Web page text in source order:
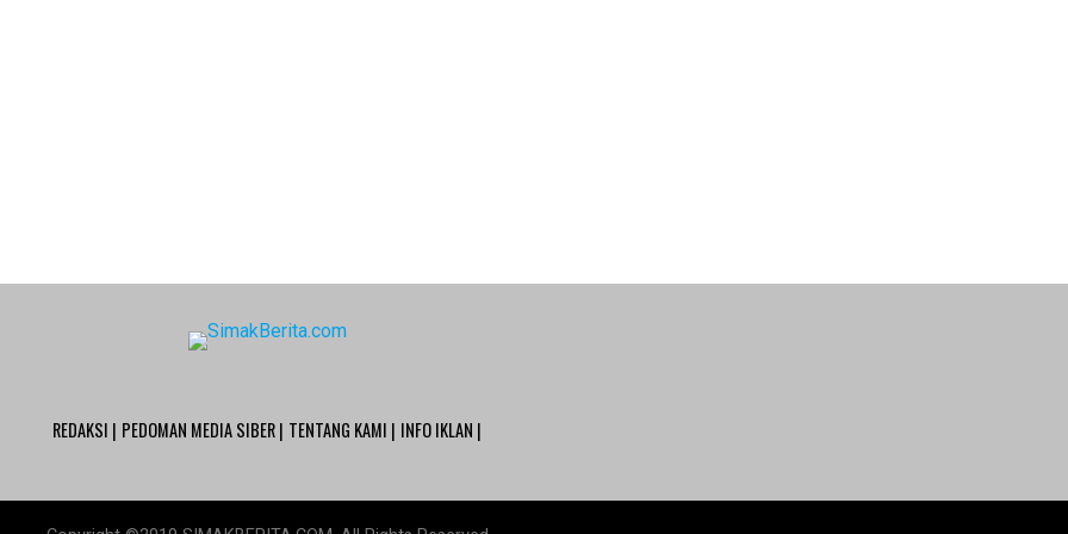
REDAKSI | PEDOMAN MEDIA SIBER | TENTANG KAMI | INFO IKLAN |